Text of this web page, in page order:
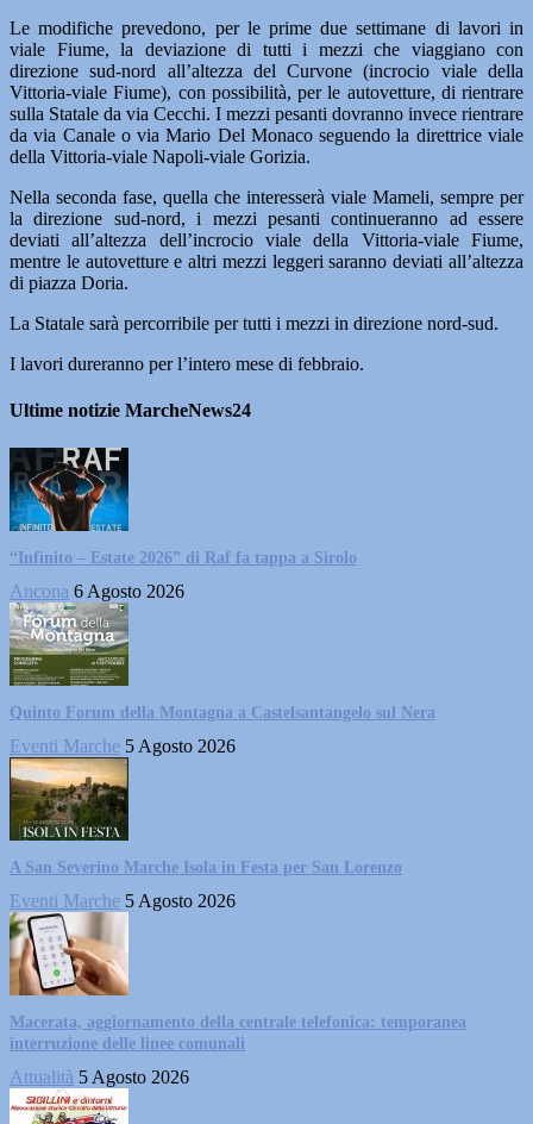
Le modifiche prevedono, per le prime due settimane di lavori in
viale Fiume, la deviazione di tutti i mezzi che viaggiano con
direzione sud-nord all’altezza del Curvone (incrocio viale della
Vittoria-viale Fiume), con possibilità, per le autovetture, di rientrare
sulla Statale da via Cecchi. I mezzi pesanti dovranno invece rientrare
da via Canale o via Mario Del Monaco seguendo la direttrice viale
della Vittoria-viale Napoli-viale Gorizia.
Nella seconda fase, quella che interesserà viale Mameli, sempre per
la direzione sud-nord, i mezzi pesanti continueranno ad essere
deviati all’altezza dell’incrocio viale della Vittoria-viale Fiume,
mentre le autovetture e altri mezzi leggeri saranno deviati all’altezza
di piazza Doria.
La Statale sarà percorribile per tutti i mezzi in direzione nord-sud.
I lavori dureranno per l’intero mese di febbraio.
Ultime notizie MarcheNews24
“Infinito – Estate 2026” di Raf fa tappa a Sirolo
Ancona 6 Agosto 2026
Quinto Forum della Montagna a Castelsantangelo sul Nera
Eventi Marche 5 Agosto 2026
A San Severino Marche Isola in Festa per San Lorenzo
Eventi Marche 5 Agosto 2026
Macerata, aggiornamento della centrale telefonica: temporanea
interruzione delle linee comunali
Attualità 5 Agosto 2026